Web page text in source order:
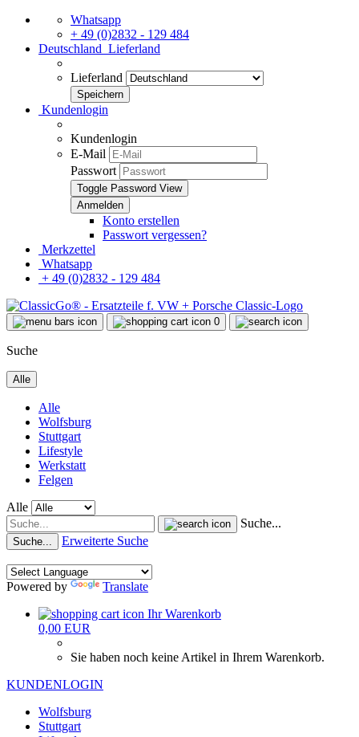
Whatsapp
+ 49 (0)2832 - 129 484
Deutschland Lieferland
Lieferland
Kundenlogin
Kundenlogin
E-Mail
Passwort
Toggle Password View
Konto erstellen
Passwort vergessen?
Merkzettel
Whatsapp
+ 49 (0)2832 - 129 484
0
Suche
Alle
Alle
Wolfsburg
Stuttgart
Lifestyle
Werkstatt
Felgen
Alle
Suche...
Suche... Erweiterte Suche
Powered by
Translate
Ihr Warenkorb
0,00 EUR
Sie haben noch keine Artikel in Ihrem Warenkorb.
KUNDENLOGIN
Wolfsburg
Stuttgart